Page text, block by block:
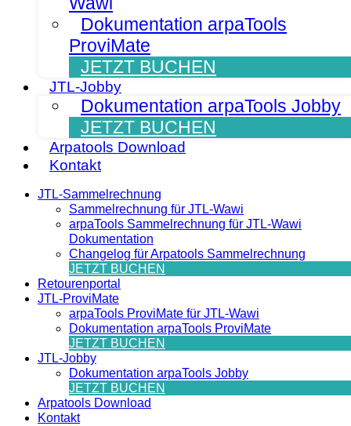
Dokumentation arpaTools
ProviMate
JETZT BUCHEN
JTL-Jobby
Dokumentation arpaTools Jobby
JETZT BUCHEN
Arpatools Download
Kontakt
JTL-Sammelrechnung
Sammelrechnung für JTL-Wawi
arpaTools Sammelrechnung für JTL-Wawi
Dokumentation
Changelog für Arpatools Sammelrechnung
JETZT BUCHEN
Retourenportal
JTL-ProviMate
arpaTools ProviMate für JTL-Wawi
Dokumentation arpaTools ProviMate
JETZT BUCHEN
JTL-Jobby
Dokumentation arpaTools Jobby
JETZT BUCHEN
Arpatools Download
Kontakt